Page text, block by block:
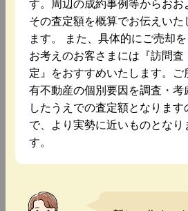
その査定額を概算でお伝えいた
ます。 また、具体的にご売却を
お考えのお客さまには『訪問査
定』をおすすめいたします。ご
有不動産の個別要因を調査・考
したうえでの査定額となります
で、より実勢に近いものとなり
す。